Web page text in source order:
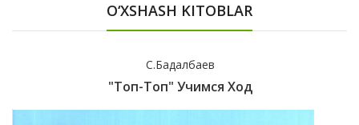
O‘XSHASH KITOBLAR
С.Бадалбаев
"Топ-Топ" Учимся Ход